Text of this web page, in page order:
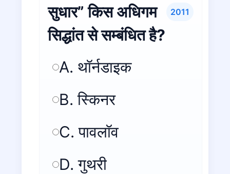
सुधार” किस अधिगम
सिद्धांत से सम्बंधित है?
2011
A. थॉर्नडाइक
B. स्किनर
C. पावलॉव
D. गुथरी